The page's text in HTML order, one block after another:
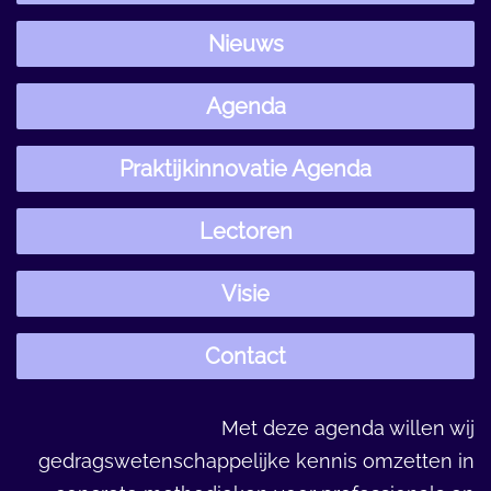
Nieuws
Agenda
Praktijkinnovatie Agenda
Lectoren
Visie
Contact
Met deze agenda willen wij
gedragswetenschappelijke kennis omzetten in